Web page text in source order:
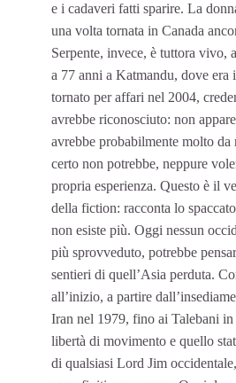
e i cadaveri fatti sparire. La
una volta tornata in Canada
Serpente, invece, è tuttora vivo,
a 77 anni a Katmandu, dove era
tornato per affari nel 2004,
avrebbe riconosciuto: non
avrebbe probabilmente molto da
certo non potrebbe, neppure
propria esperienza. Questo è il
della fiction: racconta lo
non esiste più. Oggi nessun
più sprovveduto, potrebbe
sentieri di quell’Asia perduta.
all’inizio, a partire
Iran nel 1979, fino ai Talebani
libertà di movimento e quello
di qualsiasi Lord Jim